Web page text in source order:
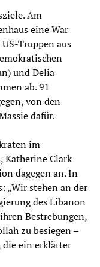
Am
eine War
Truppen aus
und Delia
ab. 91
von den
dafür.
im
Katherine Clark
dagegen an. In
„Wir stehen an der
des Libanon
Bestrebungen,
zu besiegen –
ein erklärter